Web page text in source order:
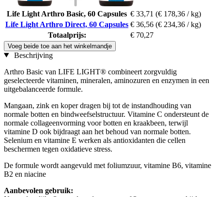
Life Light Arthro Basic, 60 Capsules € 33,71 (€ 178,36 / kg)
Life Light Arthro Direct, 60 Capsules € 36,56 (€ 234,36 / kg)
Totaalprijs:
€ 70,27
Voeg beide toe aan het winkelmandje
Beschrijving
Arthro Basic van LIFE LIGHT® combineert zorgvuldig
geselecteerde vitaminen, mineralen, aminozuren en enzymen in een
uitgebalanceerde formule.
Mangaan, zink en koper dragen bij tot de instandhouding van
normale botten en bindweefselstructuur. Vitamine C ondersteunt de
normale collageenvorming voor botten en kraakbeen, terwijl
vitamine D ook bijdraagt aan het behoud van normale botten.
Selenium en vitamine E werken als antioxidanten die cellen
beschermen tegen oxidatieve stress.
De formule wordt aangevuld met foliumzuur, vitamine B6, vitamine
B2 en niacine
Aanbevolen gebruik: